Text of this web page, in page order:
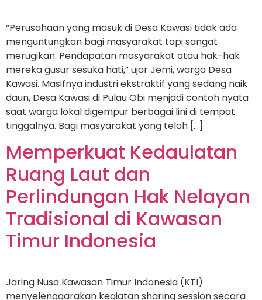
“Perusahaan yang masuk di Desa Kawasi tidak ada
menguntungkan bagi masyarakat tapi sangat
merugikan. Pendapatan masyarakat atau hak-hak
mereka gusur sesuka hati,” ujar Jemi, warga Desa
Kawasi. Masifnya industri ekstraktif yang sedang naik
daun, Desa Kawasi di Pulau Obi menjadi contoh nyata
saat warga lokal digempur berbagai lini di tempat
tinggalnya. Bagi masyarakat yang telah […]
Memperkuat Kedaulatan
Ruang Laut dan
Perlindungan Hak Nelayan
Tradisional di Kawasan
Timur Indonesia
Jaring Nusa Kawasan Timur Indonesia (KTI)
menyelenggarakan kegiatan sharing session secara